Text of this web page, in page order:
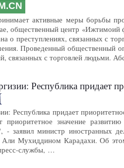
активные меры борьбы
общественный центр «Ижтимоий
о преступлениях, связанных с
Проведенный общественный
связанных с торговлей людьми.
Республика придает
Республика придает
приоритетное значение
- заявил министр иностранных
Мухиддином Карадахи. Об
службы, …